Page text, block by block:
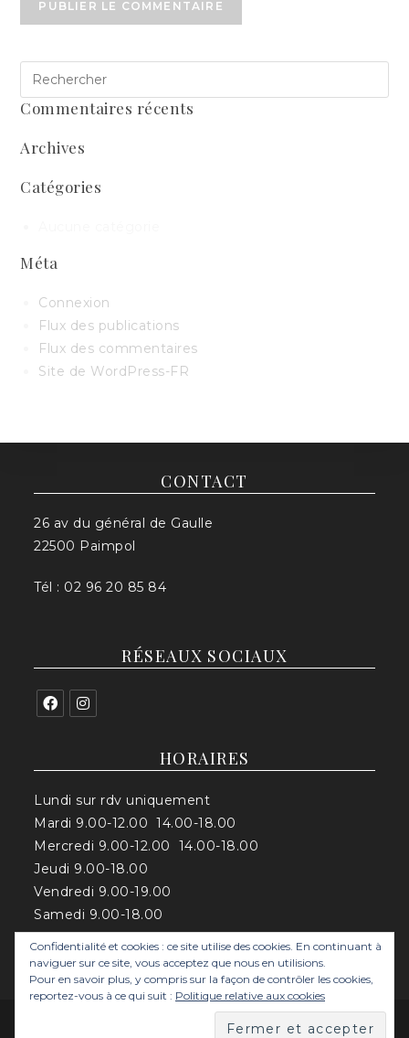
Commentaires récents
Archives
Catégories
Méta
Connexion
Flux des publications
Flux des commentaires
Site de WordPress-FR
CONTACT
26 av du général de Gaulle
22500 Paimpol
Tél : 02 96 20 85 84
RÉSEAUX SOCIAUX
HORAIRES
Lundi sur rdv uniquement
Mardi 9.00-12.00 14.00-18.00
Mercredi 9.00-12.00 14.00-18.00
Jeudi 9.00-18.00
Vendredi 9.00-19.00
Samedi 9.00-18.00
Confidentialité et cookies : ce site utilise des cookies. En continuant à
naviguer sur ce site, vous acceptez que nous en utilisions.
Pour en savoir plus, y compris sur la façon de contrôler les cookies,
reportez-vous à ce qui suit : Politique relative aux cookies